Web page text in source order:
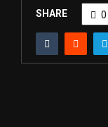
SHARE 0